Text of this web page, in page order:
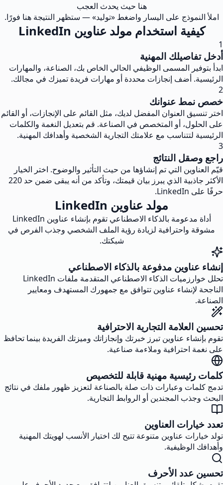
هنا حيث يحدث العجب
املأ النموذج على اليسار واضغط «توليد» — ستظهر النتيجة هنا فورًا.
كيفية استخدام مولد عناوين LinkedIn
1
أدخل تفاصيلك المهنية
ابدأ بتوفير المسمى الوظيفي الحالي الخاص بك، الصناعة، والمهارات
الرئيسية. أضف إنجازات محددة أو مهارات فريدة تميزك في مجالك.
2
خصص نمط عنوانك
اختر تنسيق العنوان المفضل لديك، مثل القائم على الإنجازات، أو القائم
على الحلول، أو المتخصص في الصناعة. قم بتعديل النغمة والكلمات
الرئيسية لتتناسب مع علامتك التجارية الشخصية وأهدافك المهنية.
3
راجع وصقل النتائج
قيّم العناوين التي تم إنشاؤها من حيث التأثير والوضوح. اختر الخيار
الأكثر جاذبية الذي يبرز بيان قيمتك، وتأكد من أنه يبقى ضمن حد 220
حرفًا على LinkedIn.
مولد عناوين LinkedIn
أداة مدعومة بالذكاء الاصطناعي تقوم بإنشاء عناوين LinkedIn
مشوقة واحترافية لزيادة رؤية الملف الشخصي وجذب الفرص في
شبكتك.
إنشاء عناوين مدفوعة بالذكاء الاصطناعي
تحلل خوارزميات الذكاء الاصطناعي المتقدمة ملفات LinkedIn
الناجحة لإنشاء عناوين تتوافق مع جمهورك المستهدف ومعايير
الصناعة.
تحسين العلامة التجارية الاحترافية
تقوم بإنشاء عناوين تبرز خبرتك وإنجازاتك وميزتك الفريدة بينما تحافظ
على نغمة احترافية وملاءمة صناعية.
كلمات رئيسية مهنية قابلة للتخصيص
تدمج كلمات وعبارات ذات صلة بالصناعة لتعزيز ظهور ملفك في نتائج
البحث وجذب المجندين أو الروابط التجارية.
تعدد خيارات العناوين
تولد خيارات عناوين متنوعة تتيح لك اختيار الأنسب لهويتك المهنية
وأهدافك الوظيفية.
تحسين عدد الأحرف